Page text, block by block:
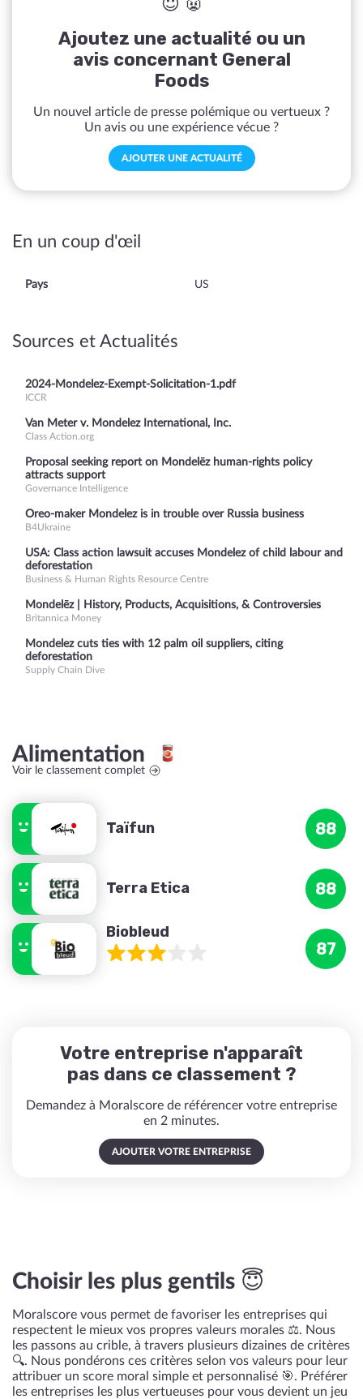
😇 👿
Ajoutez une actualité ou un
avis concernant General
Foods
Un nouvel article de presse polémique ou vertueux ?
Un avis ou une expérience vécue ?
AJOUTER UNE ACTUALITÉ
En un coup d'œil
Pays US
Sources et Actualités
2024-Mondelez-Exempt-Solicitation-1.pdf
ICCR
Van Meter v. Mondelez International, Inc.
Class Action.org
Proposal seeking report on Mondelēz human-rights policy
attracts support
Governance Intelligence
Oreo-maker Mondelez is in trouble over Russia business
B4Ukraine
USA: Class action lawsuit accuses Mondelez of child labour and
deforestation
Business & Human Rights Resource Centre
Mondelēz | History, Products, Acquisitions, & Controversies
Britannica Money
Mondelez cuts ties with 12 palm oil suppliers, citing
deforestation
Supply Chain Dive
Alimentation
Voir le classement complet
Taïfun 88
Terra Etica 88
Biobleud
87
Votre entreprise n'apparaît
pas dans ce classement ?
Demandez à Moralscore de référencer votre entreprise
en 2 minutes.
AJOUTER VOTRE ENTREPRISE
Choisir les plus gentils 😇
Moralscore vous permet de favoriser les entreprises qui
respectent le mieux vos propres valeurs morales ⚖️. Nous
les passons au crible, à travers plusieurs dizaines de critères
🔍. Nous pondérons ces critères selon vos valeurs pour leur
attribuer un score moral simple et personnalisé 🎯. Préférer
les entreprises les plus vertueuses pour vous devient un jeu